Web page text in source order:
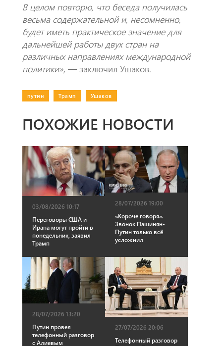
В целом повторю, что беседа получилась
весьма содержательной и, несомненно,
будет иметь практическое значение для
дальнейшей работы двух стран на
различных направлениях международной
политики», — заключил Ушаков.
путин Трамп Ушаков
ПОХОЖИЕ НОВОСТИ
03/08/2026 10:17
Переговоры США и
Ирана могут пройти в
понедельник, заявил
Трамп
28/07/2026 19:00
«Короче говоря».
Звонок Пашинян-
Путин только всё
усложнил
28/07/2026 13:20
Путин провел
телефонный разговор
с Алиевым
27/07/2026 20:06
Телефонный разговор